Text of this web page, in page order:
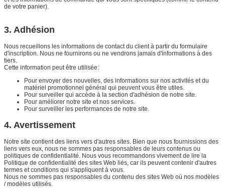
de votre panier).
3. Adhésion
Nous recueillons les informations de contact du client à partir du formulaire
d'inscription. Nous ne fournirons ou ne vendrons jamais d'informations à des
tiers.
Cette information peut être utilisée:
Pour envoyer des nouvelles, des informations sur nos activités et du
matériel promotionnel général qui peuvent vous être utiles.
Pour surveiller qui accède à la section d'adhésion de notre site.
Pour améliorer notre site et nos services.
Pour surveiller les performances de notre site.
4. Avertissement
Notre site contient des liens vers d'autres sites. Bien que nous fournissions des
liens vers eux, nous ne sommes pas responsables de leurs contenus ou
politiques de confidentialité. Nous vous recommandons vivement de lire la
Politique de confidentialité des sites Web liés, car ils peuvent contenir d'autres
termes et conditions qui s'appliquent à vous.
Nous ne sommes pas responsables du contenu des sites Web où nos modèles
/ modèles utilisés.